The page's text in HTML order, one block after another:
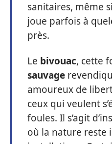
sanitaires, même
joue parfois à
près.
Le bivouac, cette
sauvage
amoureux de
ceux qui veulent
foules. Il s’agit
où la nature reste